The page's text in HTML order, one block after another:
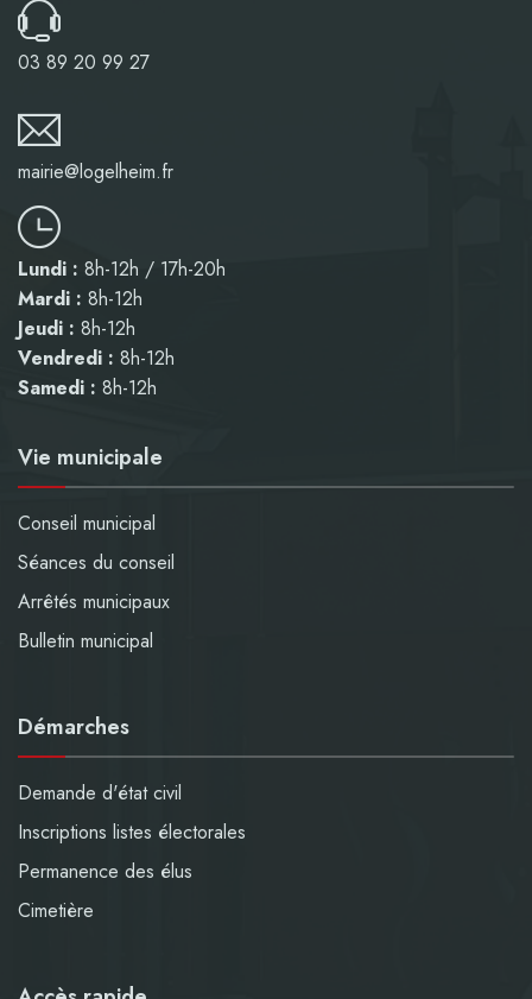
03 89 20 99 27
mairie@logelheim.fr
Lundi : 8h-12h / 17h-20h
Mardi : 8h-12h
Jeudi : 8h-12h
Vendredi : 8h-12h
Samedi : 8h-12h
Vie municipale
Conseil municipal
Séances du conseil
Arrêtés municipaux
Bulletin municipal
Démarches
Demande d'état civil
Inscriptions listes électorales
Permanence des élus
Cimetière